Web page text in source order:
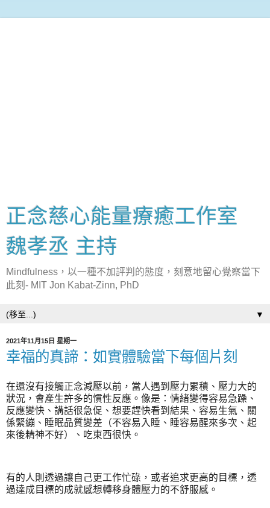
正念慈心能量療癒工作室
魏孝丞 主持
Mindfulness，以一種不加評判的態度，刻意地留心覺察當下
此刻- MIT Jon Kabat-Zinn, PhD
▼
2021年11月15日 星期一
幸福的真諦：如實體驗當下每個片刻
在還沒有接觸正念減壓以前，當人遇到壓力累積、壓力大的
狀況，會產生許多的慣性反應。像是：情緒變得容易急躁、
反應變快、講話很急促、想要趕快看到結果、容易生氣、關
係緊繃、睡眠品質變差（不容易入睡、睡容易醒來多次、起
來後精神不好）、吃東西很快。
有的人則透過讓自己更工作忙碌，或者追求更高的目標，透
過達成目標的成就感想轉移身體壓力的不舒服感。